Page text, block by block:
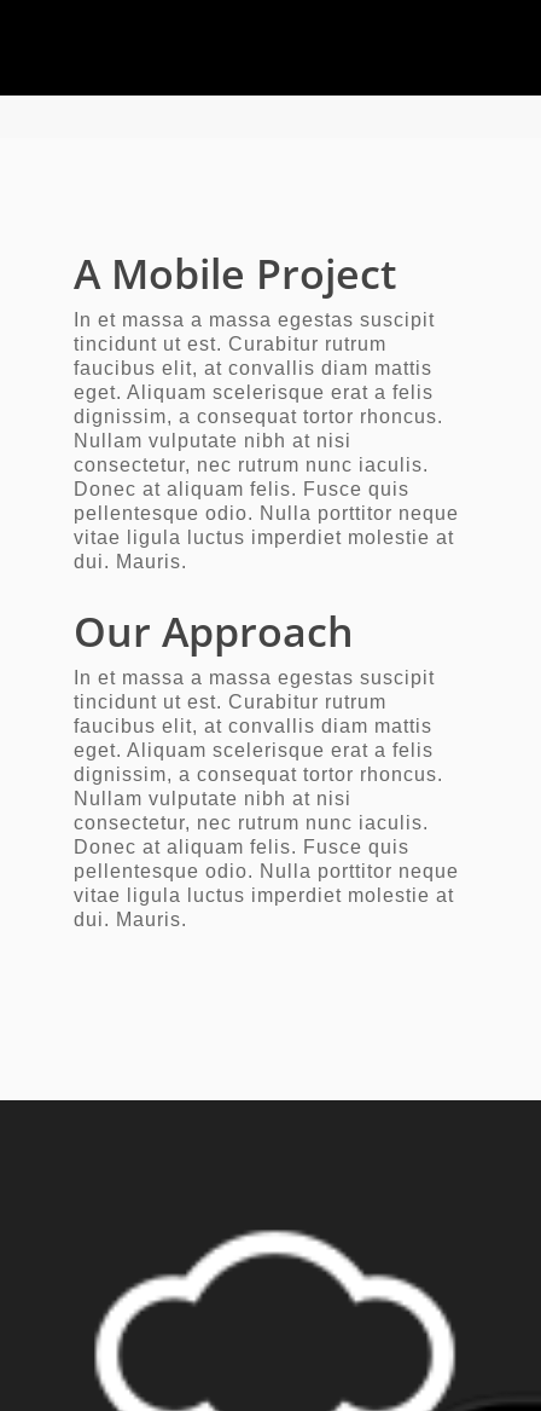
A Mobile Project
In et massa a massa egestas suscipit
tincidunt ut est. Curabitur rutrum
faucibus elit, at convallis diam mattis
eget. Aliquam scelerisque erat a felis
dignissim, a consequat tortor rhoncus.
Nullam vulputate nibh at nisi
consectetur, nec rutrum nunc iaculis.
Donec at aliquam felis. Fusce quis
pellentesque odio. Nulla porttitor neque
vitae ligula luctus imperdiet molestie at
dui. Mauris.
Our Approach
In et massa a massa egestas suscipit
tincidunt ut est. Curabitur rutrum
faucibus elit, at convallis diam mattis
eget. Aliquam scelerisque erat a felis
dignissim, a consequat tortor rhoncus.
Nullam vulputate nibh at nisi
consectetur, nec rutrum nunc iaculis.
Donec at aliquam felis. Fusce quis
pellentesque odio. Nulla porttitor neque
vitae ligula luctus imperdiet molestie at
dui. Mauris.